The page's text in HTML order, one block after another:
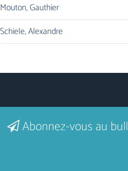
Mouton, Gauthier
Schiele, Alexandre
Abonnez-vous au